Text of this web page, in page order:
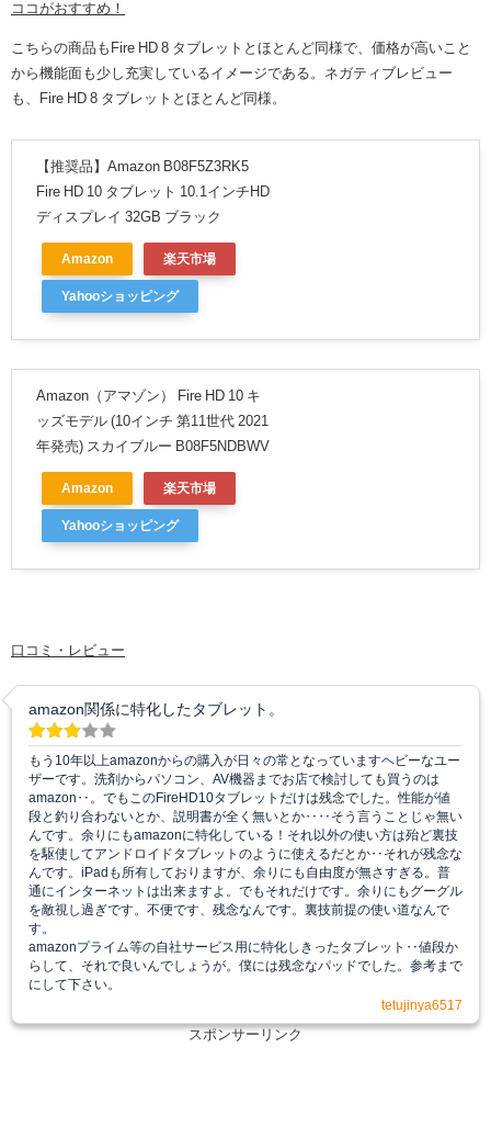
ココがおすすめ！
こちらの商品もFire HD 8 タブレットとほとんど同様で、価格が高いこと
から機能面も少し充実しているイメージである。ネガティブレビュー
も、Fire HD 8 タブレットとほとんど同様。
【推奨品】Amazon B08F5Z3RK5
Fire HD 10 タブレット 10.1インチHD
ディスプレイ 32GB ブラック
Amazon 楽天市場
Yahooショッピング
Amazon（アマゾン） Fire HD 10 キ
ッズモデル (10インチ 第11世代 2021
年発売) スカイブルー B08F5NDBWV
Amazon 楽天市場
Yahooショッピング
口コミ・レビュー
amazon関係に特化したタブレット。
もう10年以上amazonからの購入が日々の常となっていますヘビーなユー
ザーです。洗剤からパソコン、AV機器までお店で検討しても買うのは
amazon‥。でもこのFireHD10タブレットだけは残念でした。性能が値
段と釣り合わないとか、説明書が全く無いとか‥‥そう言うことじゃ無い
んです。余りにもamazonに特化している！それ以外の使い方は殆ど裏技
を駆使してアンドロイドタブレットのように使えるだとか‥それが残念な
んです。iPadも所有しておりますが、余りにも自由度が無さすぎる。普
通にインターネットは出来ますよ。でもそれだけです。余りにもグーグル
を敵視し過ぎです。不便です、残念なんです。裏技前提の使い道なんで
す。
amazonプライム等の自社サービス用に特化しきったタブレット‥値段か
らして、それで良いんでしょうが。僕には残念なパッドでした。参考まで
にして下さい。
tetujinya6517
スポンサーリンク